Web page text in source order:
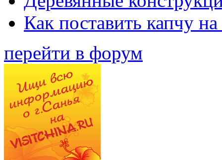
Как поставить капчу
перейти в форум